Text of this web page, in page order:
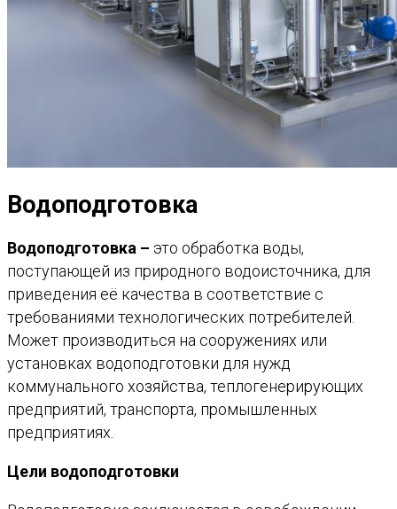
Водоподготовка
Водоподготовка – это обработка воды,
поступающей из природного водоисточника, для
приведения её качества в соответствие с
требованиями технологических потребителей.
Может производиться на сооружениях или
установках водоподготовки для нужд
коммунального хозяйства, теплогенерирующих
предприятий, транспорта, промышленных
предприятиях.
Цели водоподготовки